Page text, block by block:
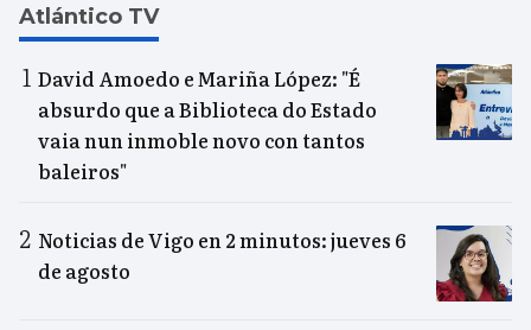
Atlántico TV
David Amoedo e Mariña López: "É
absurdo que a Biblioteca do Estado
vaia nun inmoble novo con tantos
baleiros"
Noticias de Vigo en 2 minutos: jueves 6
de agosto